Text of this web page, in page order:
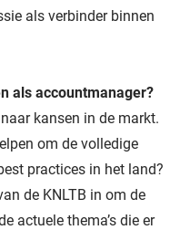
als verbinder binnen
als accountmanager?
kansen in de markt.
om de volledige
practices in het land?
de KNLTB in om de
actuele thema’s die er